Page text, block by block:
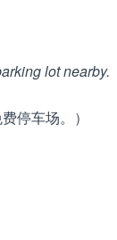
lot nearby.
停车场。）